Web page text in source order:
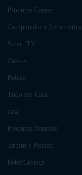
Produtos Gamer
Computador e Informática
Smart TV
Cursos
Beleza
Tudo em Casa
casa
Produtos Naturais
Jardim e Piscina
Bebê/Criança